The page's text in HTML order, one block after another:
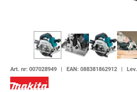
Art. nr: 007028949 EAN: 088381862912